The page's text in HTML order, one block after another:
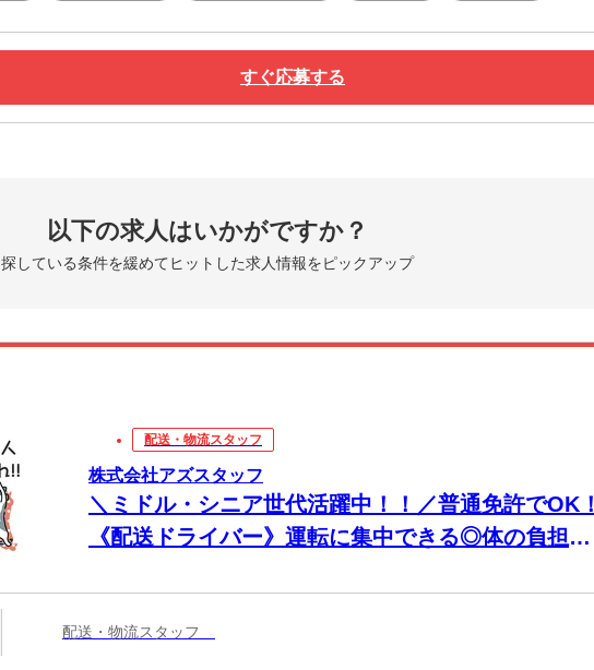
すぐ応募する
以下の求人はいかがですか？
探している条件を緩めてヒットした求人情報をピックアップ
配送・物流スタッフ
株式会社アズスタッフ
＼ミドル・シニア世代活躍中！！／普通免許でOK！
《配送ドライバー》運転に集中できる◎体の負担は
配送・物流スタッフ